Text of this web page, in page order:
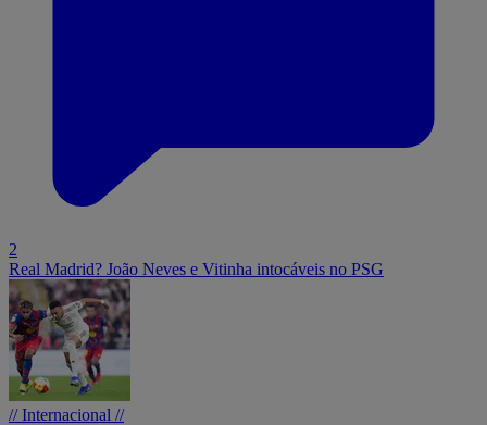
2
Real Madrid? João Neves e Vitinha intocáveis no PSG
// Internacional //